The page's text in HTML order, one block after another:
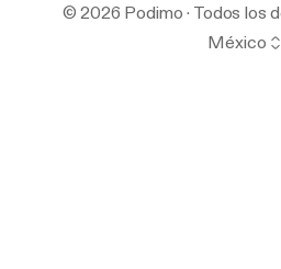
© 2026 Podimo · Todos los
México